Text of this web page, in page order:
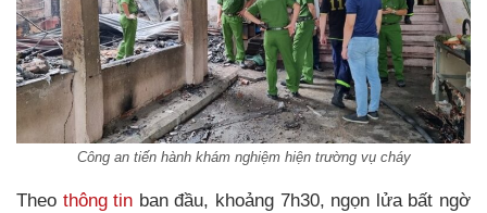
Công an tiến hành khám nghiệm hiện trường vụ cháy
Theo thông tin ban đầu, khoảng 7h30, ngọn lửa bất ngờ